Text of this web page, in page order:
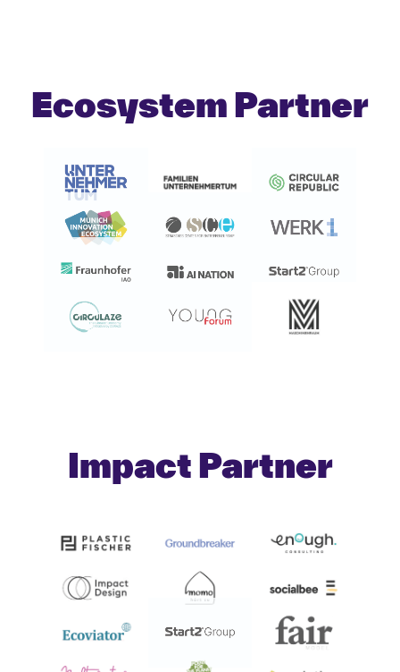
Ecosystem Partner
Impact Partner